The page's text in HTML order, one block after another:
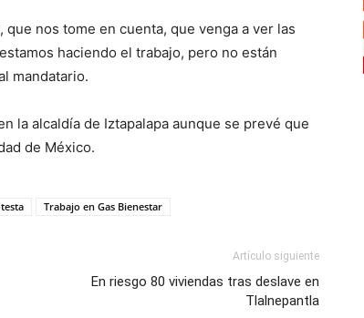
nos tome en cuenta, que venga a ver las
haciendo el trabajo, pero no están
mandatario.
la alcaldía de Iztapalapa aunque se prevé que
de México.
Trabajo en Gas Bienestar
Artículo siguiente
En riesgo 80 viviendas tras deslave en
Tlalnepantla